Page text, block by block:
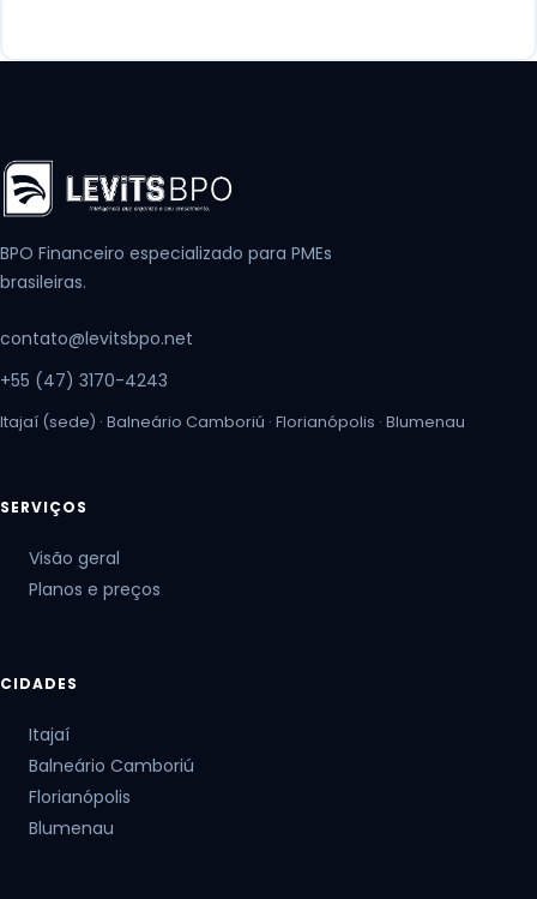
BPO Financeiro especializado para PMEs
brasileiras.
contato@levitsbpo.net
+55 (47) 3170-4243
Itajaí (sede) · Balneário Camboriú · Florianópolis · Blumenau
SERVIÇOS
Visão geral
Planos e preços
CIDADES
Itajaí
Balneário Camboriú
Florianópolis
Blumenau